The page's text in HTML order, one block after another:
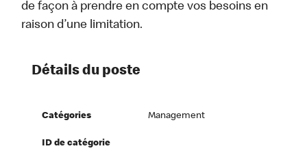
de façon à prendre en compte vos besoins en
raison d’une limitation.
Détails du poste
Catégories Management
ID de catégorie